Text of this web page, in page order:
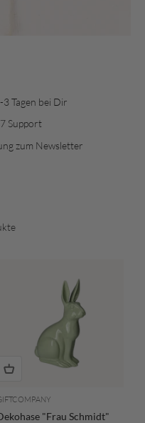
Tagen bei Dir
Support
zum Newsletter
"Frau Schmidt"